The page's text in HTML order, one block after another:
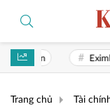
Eximbank có tân
Trang chủ Tài